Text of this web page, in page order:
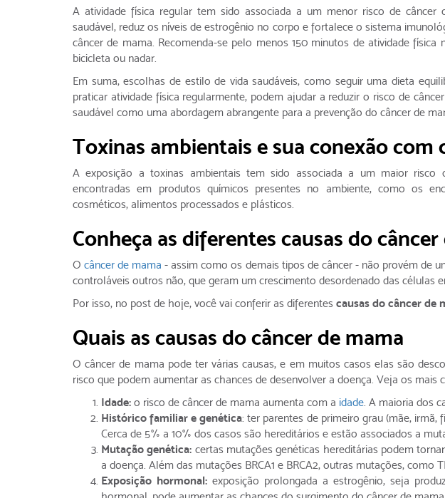
A atividade física regular tem sido associada a um menor risco de
saudável, reduz os níveis de estrogênio no corpo e fortalece o sistema
câncer de mama. Recomenda-se pelo menos 150 minutos de atividade
bicicleta ou nadar.
Em suma, escolhas de estilo de vida saudáveis, como seguir uma dieta
praticar atividade física regularmente, podem ajudar a reduzir o risco de
saudável como uma abordagem abrangente para a prevenção do câncer de
Toxinas ambientais e sua conexão com
A exposição a toxinas ambientais tem sido associada a um maior risco
encontradas em produtos químicos presentes no ambiente, como os
cosméticos, alimentos processados e plásticos.
Conheça as diferentes causas do
Ocâncer de mama - assim como os demais tipos de câncer - não provém de
controláveis outros não, que geram um crescimento desordenado das células
Por isso, no post de hoje, você vai conferir as diferentes causas do câncer de
Quais as causas do câncer de mama
O câncer de mama pode ter várias causas, e em muitos casos elas são
risco que podem aumentar as chances de desenvolver a doença. Veja os mais
Idade: o risco de câncer de mama aumenta com a idade . A maioria dos
Histórico familiar e genética: ter parentes de primeiro grau (mãe, irmã,
Cerca de 5% a 10% dos casos são hereditários e estão associados a
Mutação genética: certas mutações genéticas hereditárias podem
a doença. Além das mutações BRCA1 e BRCA2, outras mutações, como
Exposição hormonal:exposição prolongada a estrogênio, seja